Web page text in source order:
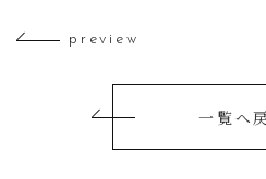
preview
一覧へ